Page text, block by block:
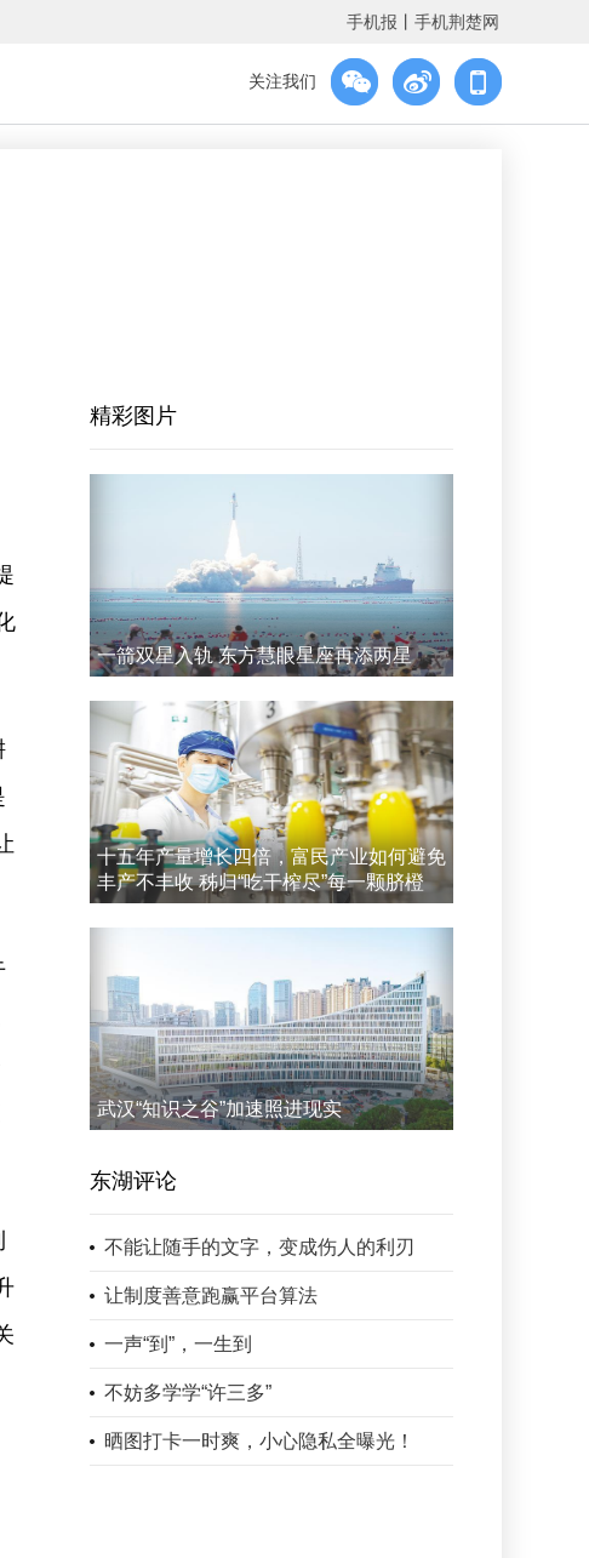
手机报 手机荆楚网
关注我们
精彩图片
一箭双星入轨 东方慧眼星座再添两星
十五年产量增长四倍，富民产业如何避免
丰产不丰收 秭归“吃干榨尽”每一颗脐橙
武汉“知识之谷”加速照进现实
东湖评论
不能让随手的文字，变成伤人的利刃
让制度善意跑赢平台算法
一声“到”，一生到
不妨多学学“许三多”
晒图打卡一时爽，小心隐私全曝光！